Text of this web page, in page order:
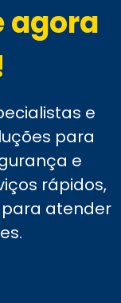
e
para
e
rápidos,
para atender